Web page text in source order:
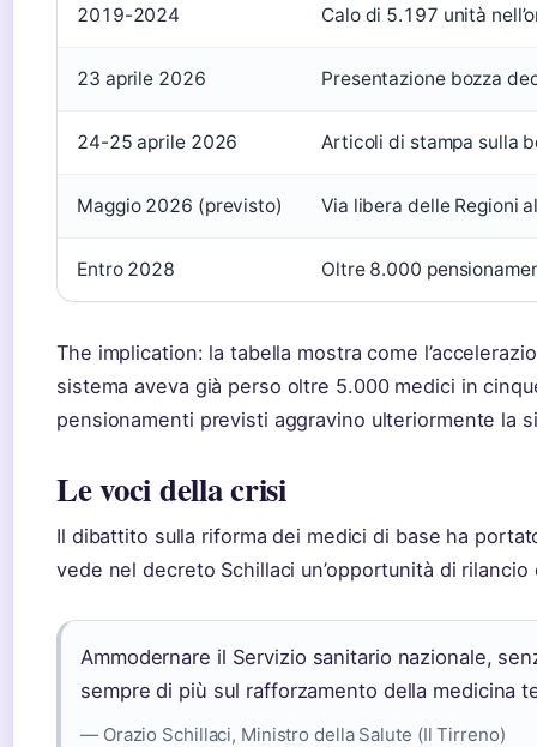
2019-2024 Calo di 5.197 unità
23 aprile 2026 Presentazione bozza
24-25 aprile 2026 Articoli di stampa sulla
Maggio 2026 (previsto) Via libera delle Regioni
Entro 2028 Oltre 8.000
The implication: la tabella mostra come
sistema aveva già perso oltre 5.000 medici in
pensionamenti previsti aggravino ulteriormente la
Le voci della crisi
Il dibattito sulla riforma dei medici di base ha
vede nel decreto Schillaci un’opportunità di
Ammodernare il Servizio sanitario nazionale,
sempre di più sul rafforzamento della medicina
— Orazio Schillaci, Ministro della Salute (Il Tirreno)